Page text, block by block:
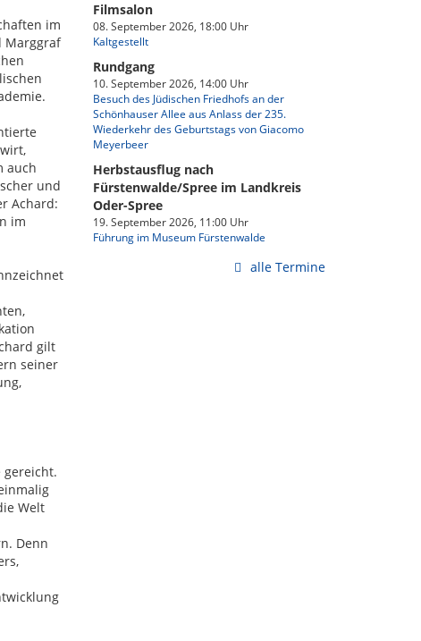
im
Marggraf
auch
und
Achard:
im
gilt
seiner
gereicht.
Welt
Denn
Filmsalon
08. September 2026, 18:00 Uhr
Kaltgestellt
Rundgang
10. September 2026, 14:00 Uhr
Besuch des Jüdischen Friedhofs an der
Schönhauser Allee aus Anlass der 235.
Wiederkehr des Geburtstags von Giacomo
Meyerbeer
Herbstausflug nach
Fürstenwalde/Spree im Landkreis
Oder-Spree
19. September 2026, 11:00 Uhr
Führung im Museum Fürstenwalde
alle Termine